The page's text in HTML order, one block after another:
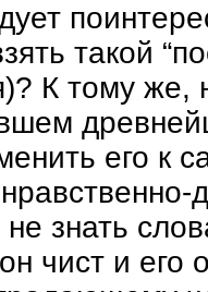
такой
К тому же,
его к
знать
чист и его